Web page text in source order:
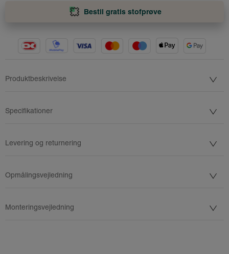
Bestil gratis stofprøve
Produktbeskrivelse
Specifikationer
Levering og returnering
Opmålingsvejledning
Monteringsvejledning